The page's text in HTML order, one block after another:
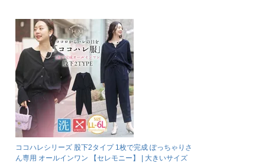
ココハレシリーズ 股下2タイプ 1枚で完成 ぽっちゃりさ
ん専用 オールインワン 【セレモニー】 | 大きいサイズ